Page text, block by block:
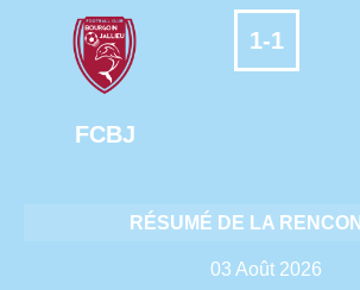
FCBJ
1-1
RÉSUMÉ DE LA
03 Août 2026